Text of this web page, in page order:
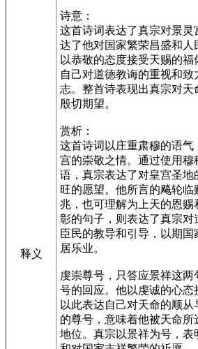
释义
诗意：
这首诗词表达了真宗对景灵
达了他对国家繁荣昌盛和人
以恭敬的态度接受天赐的
自己对道德教诲的重视和
志。整首诗表现出真宗对天
殷切期望。
赏析：
这首诗词以庄重肃穆的语气
宫的崇敬之情。通过使用穆
语，真宗表达了对皇宫圣地
旺的愿望。他所言的飚轮
兆，也可理解为上天的恩赐
彰的句子，则表达了真宗对
臣民的教导和引导，以期
居乐业。
虔崇尊号，只答应景祥这
号的回应。他以虔诚的心态
以此表达自己对天命的顺
的尊号，意味着他被天命所
地位。真宗以景祥为号，表